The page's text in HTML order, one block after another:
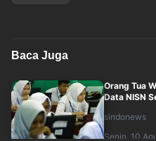
Baca Juga
Orang Tua
Data NISN
sindonews
Senin, 10